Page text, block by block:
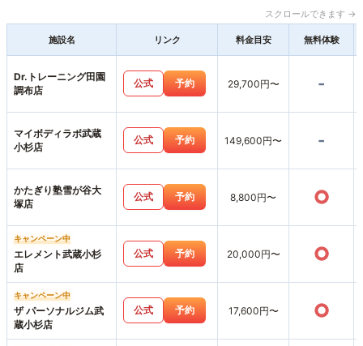
スクロールできます →
施設名 リンク 料金目安 無料体験
Dr.トレーニング田園
調布店
公式 予約 29,700円〜 -
マイボディラボ武蔵
小杉店
公式 予約 149,600円〜 -
かたぎり塾雪が谷大
塚店
公式 予約 8,800円〜 ○
キャンペーン中
エレメント武蔵小杉
店
公式 予約 20,000円〜 ○
キャンペーン中
ザ パーソナルジム武
蔵小杉店
公式 予約 17,600円〜 ○